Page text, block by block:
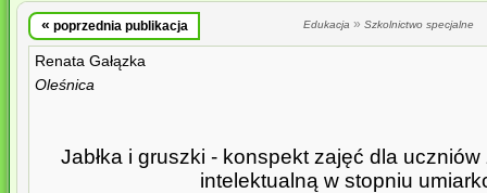
« poprzednia publikacja Edukacja » Szkolnictwo specjalne
Renata Gałązka
Oleśnica
Jabłka i gruszki - konspekt zajęć dla
intelektualną w stopniu